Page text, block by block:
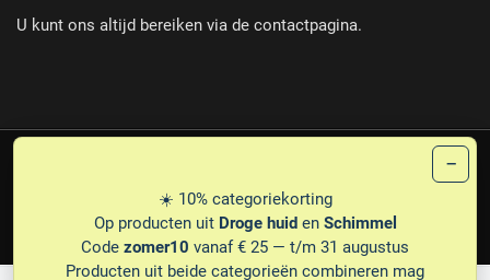
U kunt ons altijd bereiken via de contactpagina.
PRIVACYDISCLAIMERLEVERINGSVOORWAARDEN
−
☀️ 10% categoriekorting
Op producten uit Droge huiden Schimmel
Code zomer10 vanaf € 25 — t/m 31 augustus
Producten uit beide categorieën combineren mag